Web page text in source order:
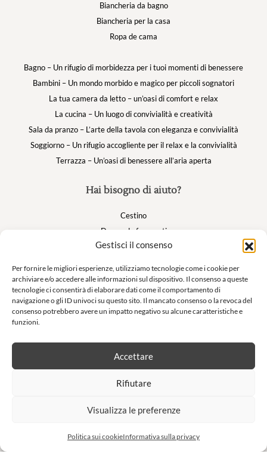
Gestisci il consenso
Per fornire le migliori esperienze, utilizziamo tecnologie come i cookie per
archiviare e/o accedere alle informazioni sul dispositivo. Il consenso a queste
tecnologie ci consentirà di elaborare dati come il comportamento di
navigazione o gli ID univoci su questo sito. Il mancato consenso o la revoca del
consenso potrebbero avere un impatto negativo su alcune caratteristiche e
funzioni.
Accettare
Rifiutare
Visualizza le preferenze
Politica sui cookieInformativa sulla privacy
Hai bisogno di aiuto?
Cestino
Domande frequenti
Il mio account
Suivez nous
Biancheria da bagno
Biancheria per la casa
Ropa de cama
Bagno – Un rifugio di morbidezza per i tuoi momenti di benessere
Bambini – Un mondo morbido e magico per piccoli sognatori
La tua camera da letto – un’oasi di comfort e relax
La cucina – Un luogo di convivialità e creatività
Sala da pranzo – L’arte della tavola con eleganza e convivialità
Soggiorno – Un rifugio accogliente per il relax e la convivialità
Terrazza – Un’oasi di benessere all’aria aperta
Newsletter
Non lasciatevi sfuggire le nostre offerte esclusive e le nostre vendite
S'inscrire à la newsletter